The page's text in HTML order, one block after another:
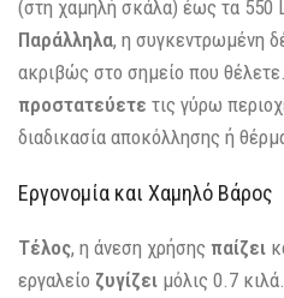
(στη χαμηλή σκάλα) έως τα 550
Παράλληλα, η συγκεντρωμένη
ακριβώς στο σημείο που θέλετε.
προστατεύετε τις γύρω
διαδικασία αποκόλλησης ή
Εργονομία και Χαμηλό Βάρος
Τέλος, η άνεση χρήσης παίζει
εργαλείο ζυγίζει μόλις 0.7 κιλά.